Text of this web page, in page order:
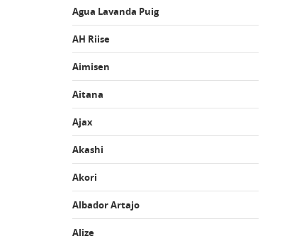
Agua Lavanda Puig
AH Riise
Aimisen
Aitana
Ajax
Akashi
Akori
Albador Artajo
Alize